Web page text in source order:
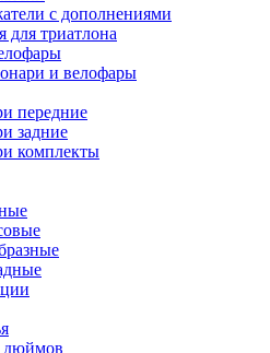
с дополнениями
для триатлона
и велофары
передние
задние
комплекты
дюймов